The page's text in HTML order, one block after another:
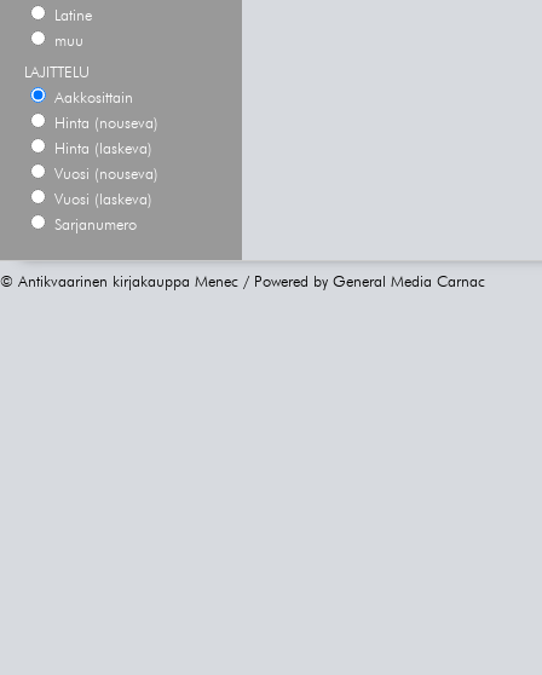
Latine
muu
LAJITTELU
Aakkosittain
Hinta (nouseva)
Hinta (laskeva)
Vuosi (nouseva)
Vuosi (laskeva)
Sarjanumero
© Antikvaarinen kirjakauppa Menec / Powered by General Media Carnac